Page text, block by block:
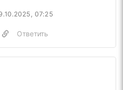
07:25
Ответить